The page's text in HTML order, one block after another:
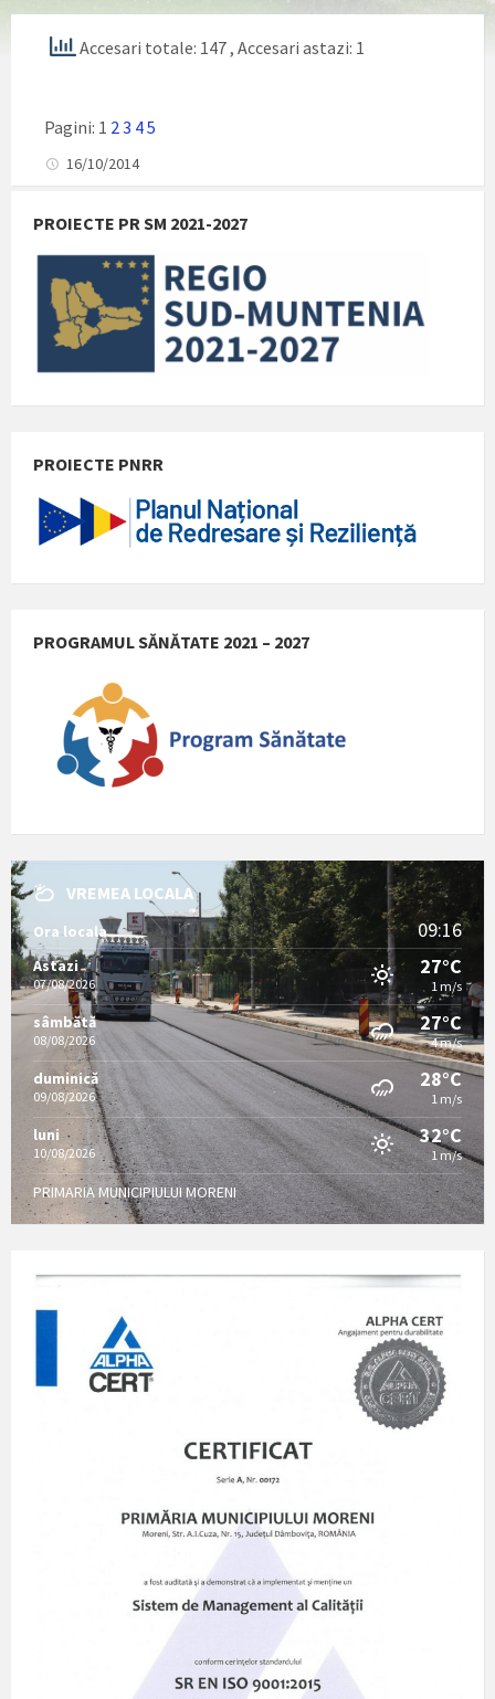
Accesari totale: 147, Accesari astazi: 1
Pagini: 1 2 3 45
16/10/2014
PROIECTE PR SM 2021-2027
PROIECTE PNRR
PROGRAMUL SĂNĂTATE 2021 – 2027
VREMEA LOCALA
Ora locala 09:16
Astazi
07/08/2026
27°C
1 m/s
sâmbătă
08/08/2026
27°C
4 m/s
duminică
09/08/2026
28°C
1 m/s
luni
10/08/2026
32°C
1 m/s
PRIMARIA MUNICIPIULUI MORENI